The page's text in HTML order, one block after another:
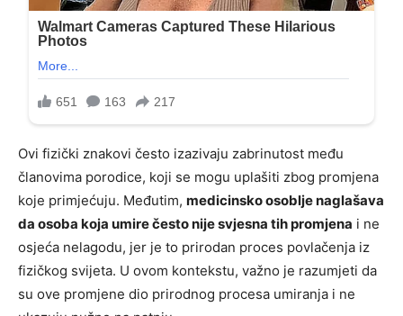
Ovi fizički znakovi često izazivaju zabrinutost među
članovima porodice, koji se mogu uplašiti zbog promjena
koje primjećuju. Međutim, medicinsko osoblje naglašava
da osoba koja umire često nije svjesna tih promjena i ne
osjeća nelagodu, jer je to prirodan proces povlačenja iz
fizičkog svijeta. U ovom kontekstu, važno je razumjeti da
su ove promjene dio prirodnog procesa umiranja i ne